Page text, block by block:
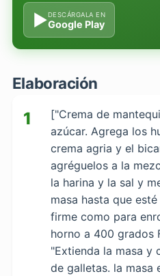
▶DESCÁRGALA EN
Google Play
Elaboración
1
["Crema de
azúcar. Agrega los
crema agria y el
agréguelos a la
la harina y la sal y
masa hasta que
firme como para
horno a 400 grados
"Extienda la masa
de galletas. la masa